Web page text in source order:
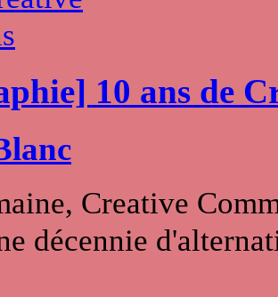
10 ans de
Creative
décennie